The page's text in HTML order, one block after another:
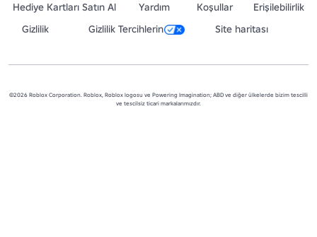
Hediye Kartları Satın Al
Yardım Koşullar
Erişilebilirlik
Gizlilik
Gizlilik Tercihlerin Site haritası
©2026 Roblox Corporation. Roblox, Roblox logosu ve Powering Imagination; ABD ve diğer ülkelerde bizim tescilli
ve tescilsiz ticari markalarımızdır.